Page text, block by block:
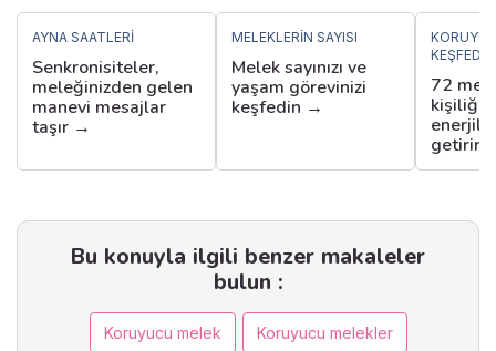
AYNA SAATLERI
Senkronisiteler,
meleğinizden gelen
manevi mesajlar
taşır →
MELEKLERIN SAYISI
Melek sayınızı ve
yaşam görevinizi
keşfedin →
KEŞFEDIN
72
getirir
Bu konuyla ilgili benzer makaleler
bulun :
Koruyucu melek Koruyucu melekler